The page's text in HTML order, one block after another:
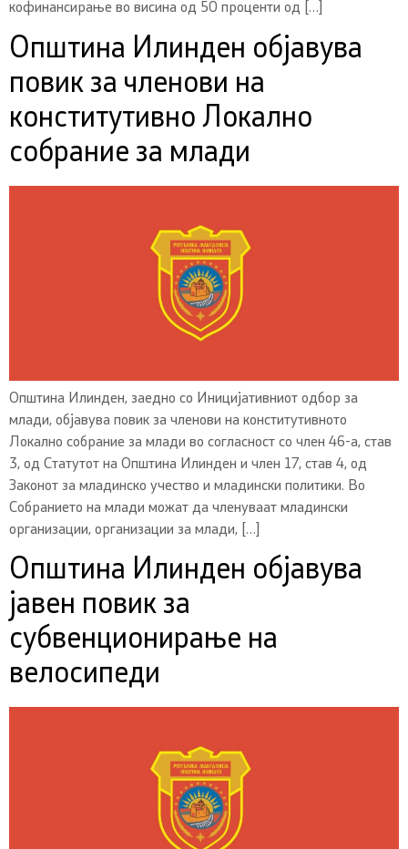
кофинансирање во висина од 50 проценти од […]
Општина Илинден објавува
повик за членови на
конститутивно Локално
собрание за млади
Општина Илинден, заедно со Иницијативниот одбор за
млади, објавува повик за членови на конститутивното
Локално собрание за млади во согласност со член 46-а, став
3, од Статутот на Општина Илинден и член 17, став 4, од
Законот за младинско учество и младински политики. Во
Собранието на млади можат да членуваат младински
организации, организации за млади, […]
Општина Илинден објавува
јавен повик за
субвенционирање на
велосипеди